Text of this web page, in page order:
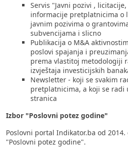
Servis "Javni pozivi ,
informacije pretplatnicima o
javnim pozivima o
subvencijama i slicno
Publikacija o M&A
poslovi spajanja i
prema vlastitoj metodologiji
izvještaja investicijskih
Newsletter - koji se svakim
pretplatnicima, a koji se radi
stranica
Izbor "Poslovni potez godine"
Poslovni portal Indikator.ba od
"Poslovni potez godine".